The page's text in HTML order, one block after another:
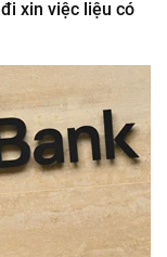
xin việc liệu có